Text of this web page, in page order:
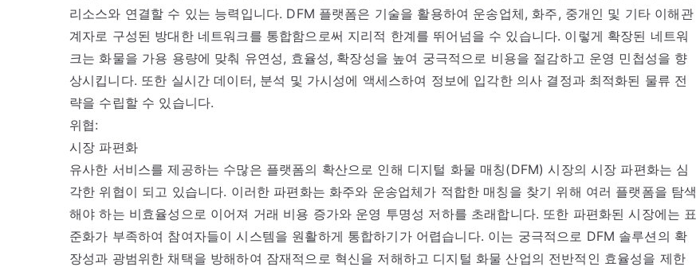
리소스와 연결할 수 있는 능력입니다. DFM 플랫폼은 기술을 활용하여 운송업체, 화주, 중개인 및 기타 이해관
계자로 구성된 방대한 네트워크를 통합함으로써 지리적 한계를 뛰어넘을 수 있습니다. 이렇게 확장된 네트워
크는 화물을 가용 용량에 맞춰 유연성, 효율성, 확장성을 높여 궁극적으로 비용을 절감하고 운영 민첩성을 향
상시킵니다. 또한 실시간 데이터, 분석 및 가시성에 액세스하여 정보에 입각한 의사 결정과 최적화된 물류 전
략을 수립할 수 있습니다.
위협:
시장 파편화
유사한 서비스를 제공하는 수많은 플랫폼의 확산으로 인해 디지털 화물 매칭(DFM) 시장의 시장 파편화는 심
각한 위협이 되고 있습니다. 이러한 파편화는 화주와 운송업체가 적합한 매칭을 찾기 위해 여러 플랫폼을 탐색
해야 하는 비효율성으로 이어져 거래 비용 증가와 운영 투명성 저하를 초래합니다. 또한 파편화된 시장에는 표
준화가 부족하여 참여자들이 시스템을 원활하게 통합하기가 어렵습니다. 이는 궁극적으로 DFM 솔루션의 확
장성과 광범위한 채택을 방해하여 잠재적으로 혁신을 저해하고 디지털 화물 산업의 전반적인 효율성을 제한